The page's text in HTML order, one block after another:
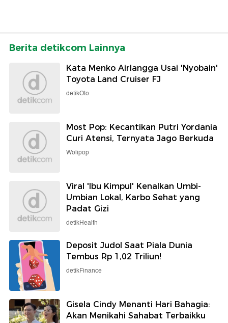
Berita detikcom Lainnya
Kata Menko Airlangga Usai 'Nyobain'
Toyota Land Cruiser FJ
detikOto
Most Pop: Kecantikan Putri Yordania
Curi Atensi, Ternyata Jago Berkuda
Wolipop
Viral 'Ibu Kimpul' Kenalkan Umbi-
Umbian Lokal, Karbo Sehat yang
Padat Gizi
detikHealth
Deposit Judol Saat Piala Dunia
Tembus Rp 1,02 Triliun!
detikFinance
Gisela Cindy Menanti Hari Bahagia:
Akan Menikahi Sahabat Terbaikku